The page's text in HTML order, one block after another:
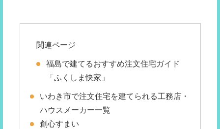
関連ページ
福島で建てるおすすめ注文住宅ガイド
「ふくしま快家」
いわき市で注文住宅を建てられる工務店・
ハウスメーカー一覧
創心すまい